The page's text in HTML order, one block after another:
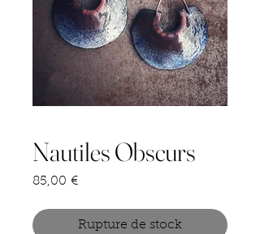
Nautiles Obscurs
85,00 €Prix
Rupture de stock